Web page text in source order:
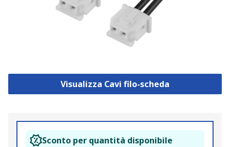
Visualizza Cavi filo-scheda
Sconto per quantità disponibile